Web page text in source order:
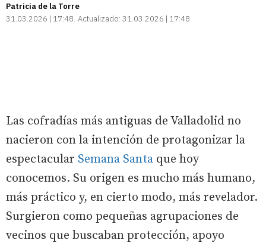
Patricia de la Torre
31.03.2026 | 17:48 Actualizado: 31.03.2026 | 17:48
Las cofradías más antiguas de Valladolid no
nacieron con la intención de protagonizar la
espectacular Semana Santa que hoy
conocemos. Su origen es mucho más humano,
más práctico y, en cierto modo, más revelador.
Surgieron como pequeñas agrupaciones de
vecinos que buscaban protección, apoyo